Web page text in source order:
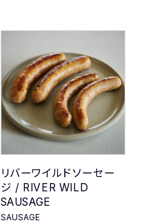
リバーワイルドソーセー
ジ / RIVER WILD
SAUSAGE
SAUSAGE